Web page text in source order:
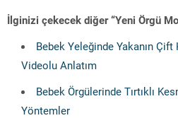
İlginizi çekecek diğer “Yeni Örgü
Bebek Yeleğinde Yakanın
Videolu Anlatım
Bebek Örgülerinde Tırtıklı
Yöntemler